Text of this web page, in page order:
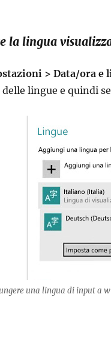
la lingua
> Data/ora e
delle lingue e quindi
una lingua di input a